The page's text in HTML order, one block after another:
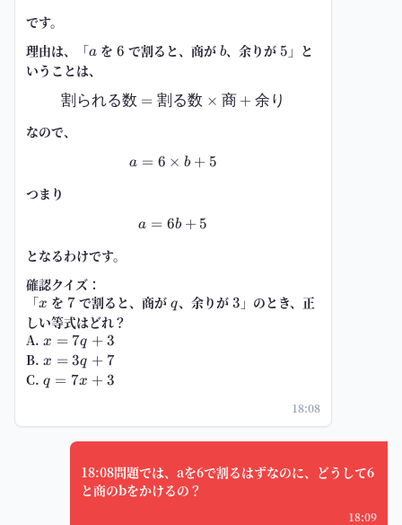
です。
理由は、「a
a を 6
6 で割ると、商が b
b、余りが 5
5 」と
いうことは、
割られる数 = 割る数 \times 商 +
割られる数 = 割る数 × 商 + 余り
なので、
a=6\times b+5
a = 6 × b + 5
つまり
a=6b+5
a = 6b +5
となるわけです。
確認クイズ：
「x
x を 7
7 で割ると、商が q
q、余りが 3
3 」のとき、正
しい等式はどれ？
A. x=7q+3
x = 7q + 3
B. x=3q+7
x = 3q + 7
C. q=7x+3
q = 7x + 3
18:08
18:08問題では、aを6で割るはずなのに、どうして6
と商のbをかけるの？
18:09